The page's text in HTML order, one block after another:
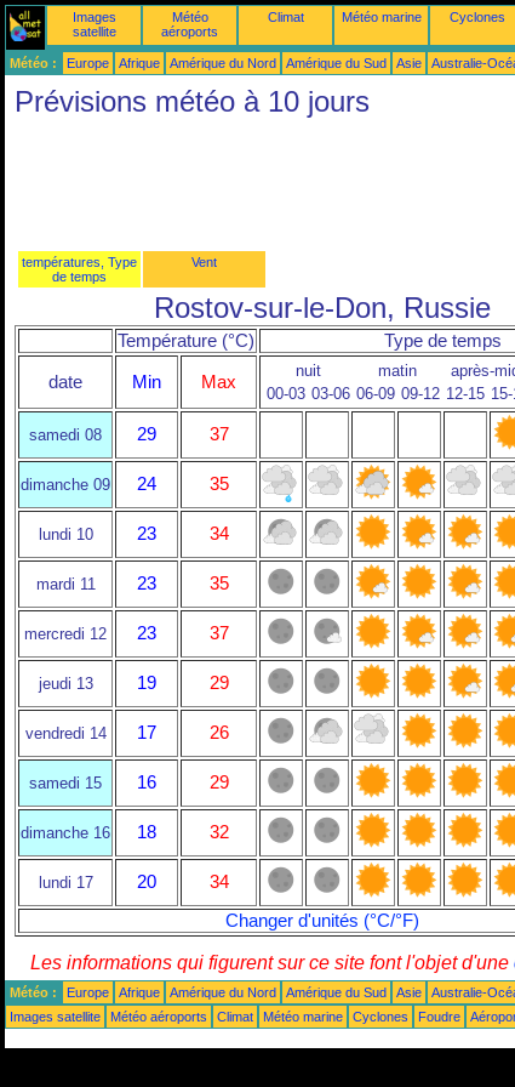
Images
satellite
Météo
aéroports
Climat Météo marine Cyclones
Météo : Europe Afrique Amérique du Nord Amérique du Sud Asie Australie-
Prévisions météo à 10 jours
températures, Type
de temps
Vent
Rostov-sur-le-Don, Russie
Température (°C) Type de temps
date Min Max
nuit matin après-
00-03 03-06 06-09 09-12 12-15
samedi 08 29 37
dimanche 09 24 35
lundi 10 23 34
mardi 11 23 35
mercredi 12 23 37
jeudi 13 19 29
vendredi 14 17 26
samedi 15 16 29
dimanche 16 18 32
lundi 17 20
34
Changer d'unités (°C/°F)
Les informations qui figurent sur ce site font l'objet d'une
Météo : Europe Afrique Amérique du Nord Amérique du Sud Asie Australie-
Images satellite
Météo aéroports Climat Météo marine Cyclones Foudre